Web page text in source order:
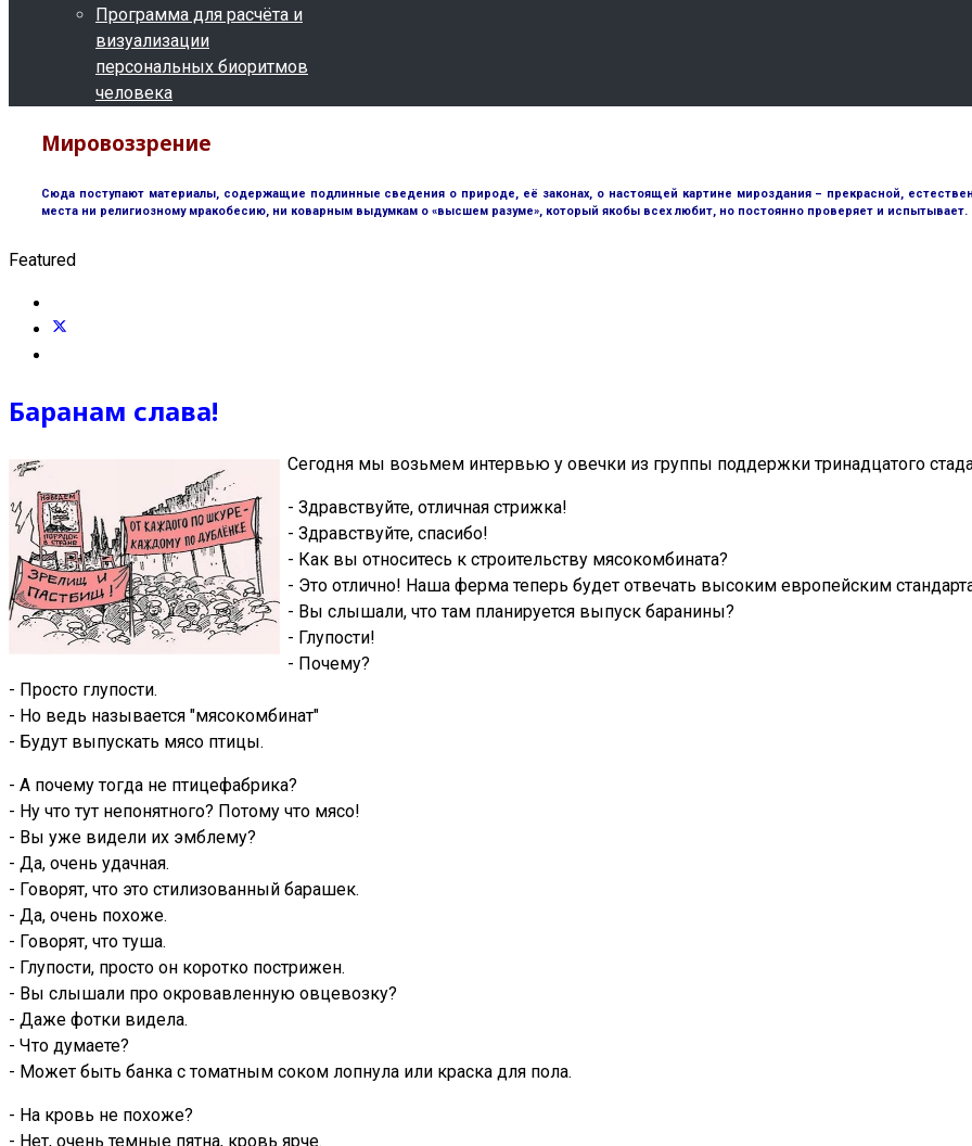
Программа для расчёта и
визуализации
персональных биоритмов
человека
Мировоззрение
Сюда поступают материалы, содержащие подлинные сведения о природе, её законах, о настоящей картине мироздания – прекрасной,
места ни религиозному мракобесию, ни коварным выдумкам о «высшем разуме», который якобы всех любит, но постоянно проверяет и
Featured
Баранам слава!
Сегодня мы возьмем интервью у овечки из группы поддержки тринадцатого
- Здравствуйте, отличная стрижка!
- Здравствуйте, спасибо!
- Как вы относитесь к строительству мясокомбината?
- Это отлично! Наша ферма теперь будет отвечать высоким европейским
- Вы слышали, что там планируется выпуск баранины?
- Глупости!
- Почему?
- Просто глупости.
- Но ведь называется "мясокомбинат"
- Будут выпускать мясо птицы.
- А почему тогда не птицефабрика?
- Ну что тут непонятного? Потому что мясо!
- Вы уже видели их эмблему?
- Да, очень удачная.
- Говорят, что это стилизованный барашек.
- Да, очень похоже.
- Говорят, что туша.
- Глупости, просто он коротко пострижен.
- Вы слышали про окровавленную овцевозку?
- Даже фотки видела.
- Что думаете?
- Может быть банка с томатным соком лопнула или краска для пола.
- На кровь не похоже?
- Нет, очень темные пятна, кровь ярче.